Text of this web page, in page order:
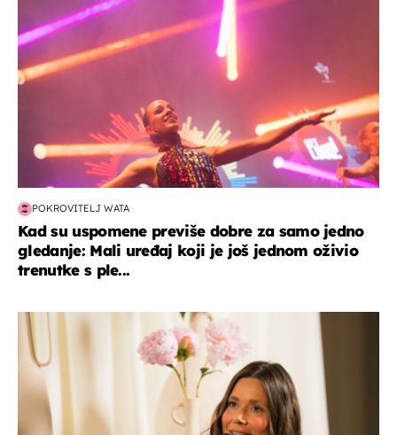
POKROVITELJ WATA
Kad su uspomene previše dobre za samo jedno
gledanje: Mali uređaj koji je još jednom oživio
trenutke s ple...
moda & ljepota